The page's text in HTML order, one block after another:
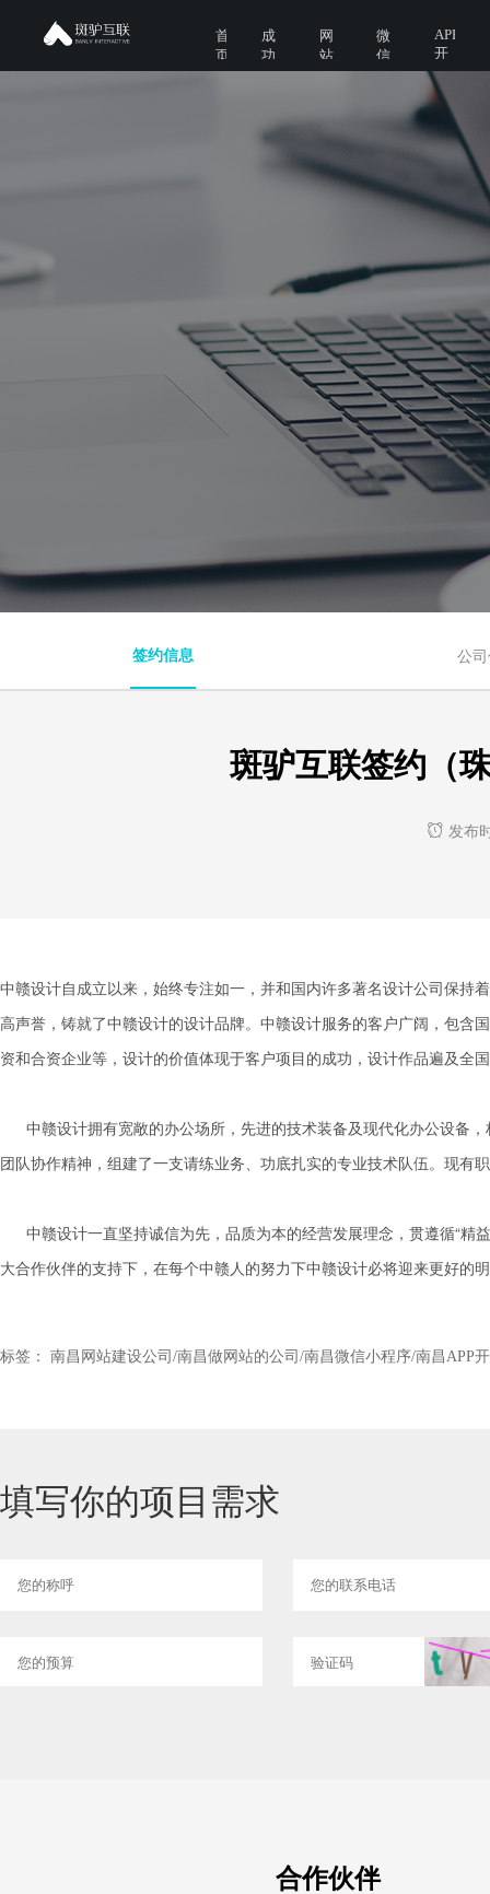
首
页
成
功
案
网
站
建
微
信
开
APP
开
发
签约信息 公
斑驴互联签约（
发布
中赣设计自成立以来，始终专注如一，并和国内许多著名设计公司保持
高声誉，铸就了中赣设计的设计品牌。中赣设计服务的客户广阔，包含
资和合资企业等，设计的价值体现于客户项目的成功，设计作品遍及全
中赣设计拥有宽敞的办公场所，先进的技术装备及现代化办公设备
团队协作精神，组建了一支请练业务、功底扎实的专业技术队伍。现
中赣设计一直坚持诚信为先，品质为本的经营发展理念，贯遵循“
大合作伙伴的支持下，在每个中赣人的努力下中赣设计必将迎来更好的
标签： 南昌网站建设公司/南昌做网站的公司/南昌微信小程序/南昌APP
填写你的项目需求
合作伙伴